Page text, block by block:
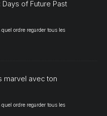
of Future Past
ordre regarder tous les
marvel avec ton
ordre regarder tous les